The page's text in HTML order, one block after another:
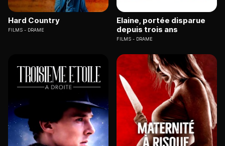
Hard Country
FILMS DRAME
Elaine, portée disparue
depuis trois ans
FILMS DRAME